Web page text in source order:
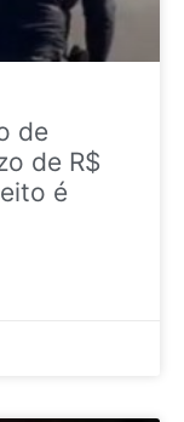
de
de R$
é